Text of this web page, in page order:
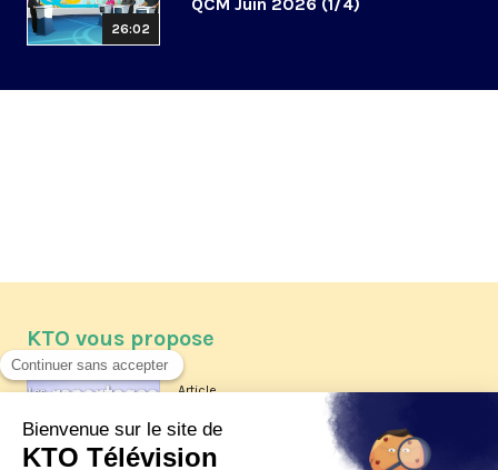
26:02
KTO vous propose
Article
Les reportages d'été 2026 de KTO